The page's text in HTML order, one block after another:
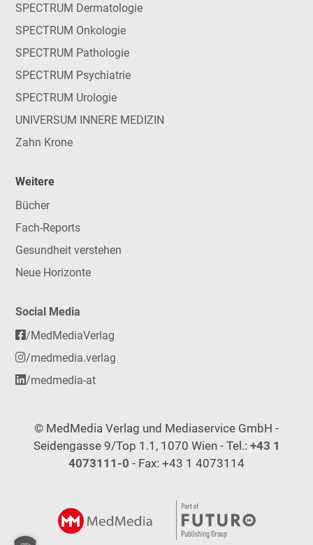
SPECTRUM Dermatologie
SPECTRUM Onkologie
SPECTRUM Pathologie
SPECTRUM Psychiatrie
SPECTRUM Urologie
UNIVERSUM INNERE MEDIZIN
Zahn Krone
Weitere
Bücher
Fach-Reports
Gesundheit verstehen
Neue Horizonte
Social Media
/MedMediaVerlag
/medmedia.verlag
/medmedia-at
© MedMedia Verlag und Mediaservice GmbH -
Seidengasse 9/Top 1.1, 1070 Wien - Tel.: +43 1
4073111-0 - Fax: +43 1 4073114